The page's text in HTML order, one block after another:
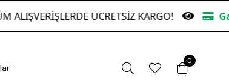
ÜCRETSİZ KARGO! Garanti
0